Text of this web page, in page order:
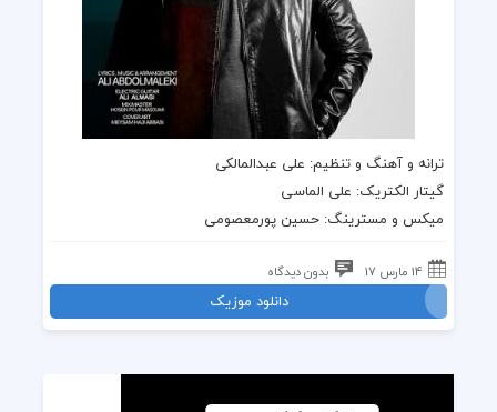
ترانه وآهنگ و تنظیم: علی عبدالمالکی
گیتار الکتریک: علی الماسی
میکس و مسترینگ: حسین پورمعصومی
14 مارس 17 بدون دیدگاه
دانلود موزیک